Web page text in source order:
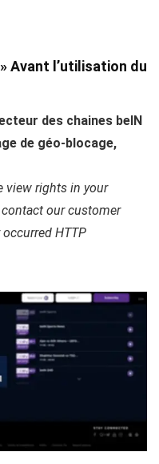
Avant l’utilisation du
des chaines beIN
de géo-blocage,
view rights in your
our customer
HTTP